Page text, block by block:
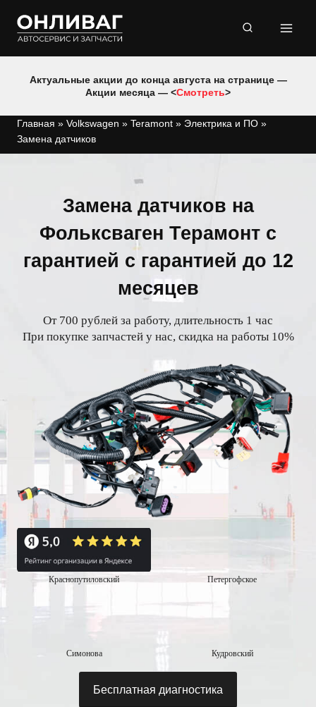
содержимому
Актуальные акции до конца августа на странице —
Акции месяца — <Смотреть>
Главная » Volkswagen » Teramont » Электрика и ПО »
Замена датчиков
Замена датчиков на
Фольксваген Терамонт с
гарантией с гарантией до 12
месяцев
От 700 рублей за работу, длительность 1 час
При покупке запчастей у нас, скидка на работы 10%
Краснопутиловский Петергофское
Симонова Кудровский
Бесплатная диагностика